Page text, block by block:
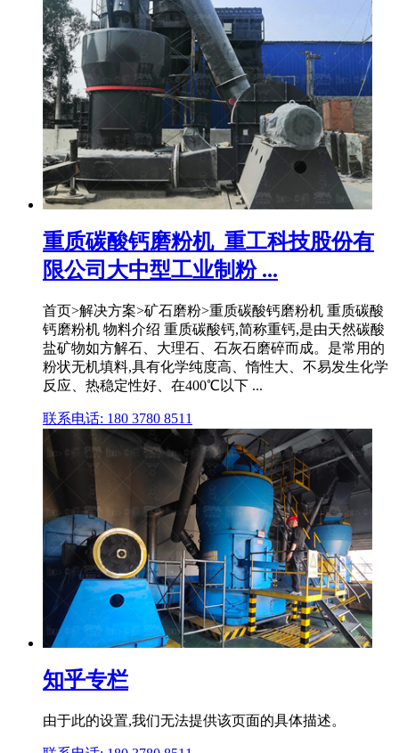
重质碳酸钙磨粉机_重工科技股份有
限公司大中型工业制粉 ...
首页>解决方案>矿石磨粉>重质碳酸钙磨粉机 重质碳酸
钙磨粉机 物料介绍 重质碳酸钙,简称重钙,是由天然碳酸
盐矿物如方解石、大理石、石灰石磨碎而成。是常用的
粉状无机填料,具有化学纯度高、惰性大、不易发生化学
反应、热稳定性好、在400℃以下 ...
联系电话: 180 3780 8511
知乎专栏
由于此的设置,我们无法提供该页面的具体描述。